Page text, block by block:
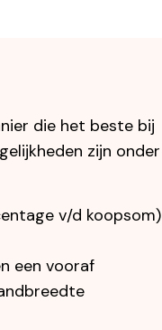
die het beste bij
zijn onder
v/d koopsom)
een vooraf